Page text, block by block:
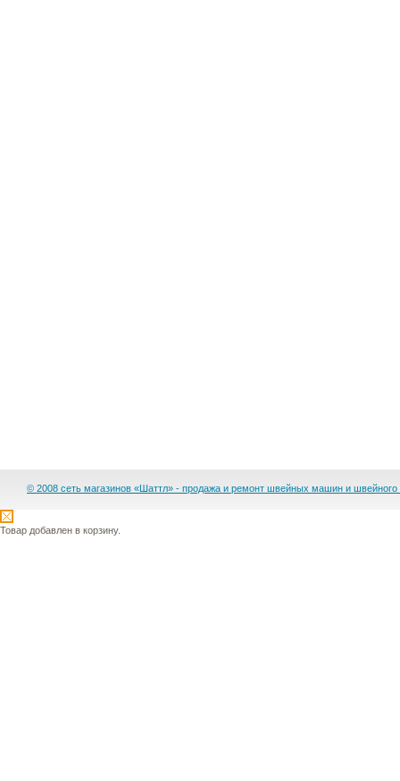
© 2008 сеть магазинов «Шаттл» - продажа и ремонт швейных машин и швейного
Товар добавлен в корзину.